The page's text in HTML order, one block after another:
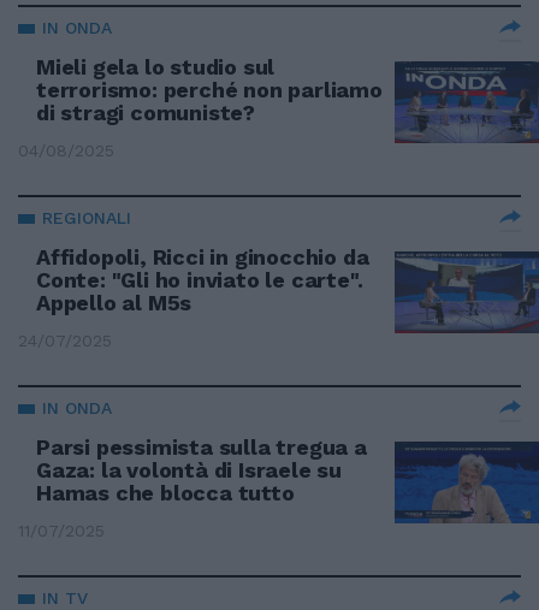
IN ONDA
Mieli gela lo studio sul
terrorismo: perché non parliamo
di stragi comuniste?
04/08/2025
REGIONALI
Affidopoli, Ricci in ginocchio da
Conte: "Gli ho inviato le carte".
Appello al M5s
24/07/2025
IN ONDA
Parsi pessimista sulla tregua a
Gaza: la volontà di Israele su
Hamas che blocca tutto
11/07/2025
IN TV